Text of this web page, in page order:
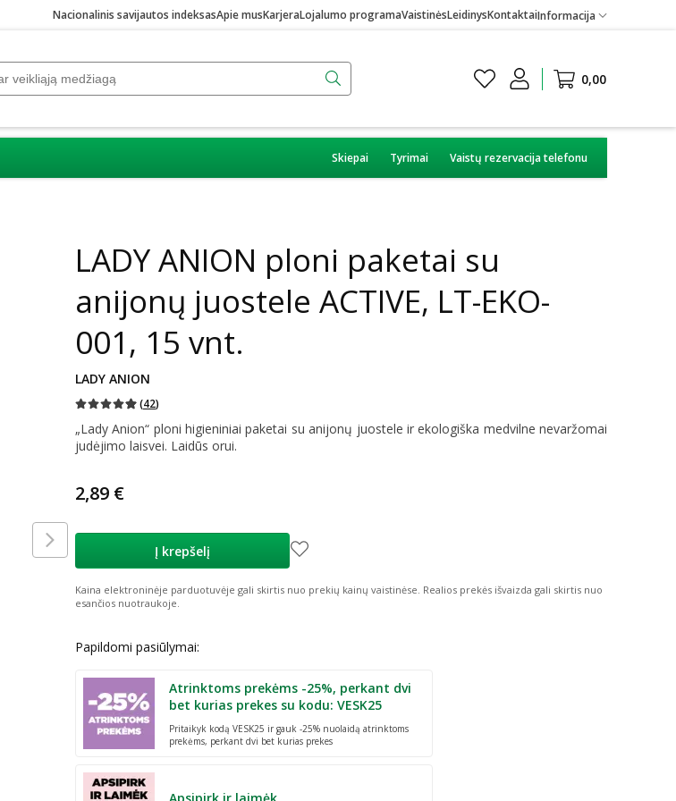
Nacionalinis savijautos indeksasApie musKarjeraLojalumo programaVaistinėsLeidinysKontaktaiInformacija
0,00
Skiepai Tyrimai Vaistų rezervacija telefonu
LADY ANION ploni paketai su
anijonų juostele ACTIVE, LT-EKO-
001, 15 vnt.
LADY ANION
(42)
„Lady Anion“ ploni higieniniai paketai su anijonų juostele ir ekologiška medvilne nevaržomai
judėjimo laisvei. Laidūs orui.
2,89 €
Į krepšelį
Kaina elektroninėje parduotuvėje gali skirtis nuo prekių kainų vaistinėse. Realios prekės išvaizda gali skirtis nuo
esančios nuotraukoje.
Papildomi pasiūlymai:
Atrinktoms prekėms -25%, perkant dvi
bet kurias prekes su kodu: VESK25
Pritaikyk kodą VESK25 ir gauk -25% nuolaidą atrinktoms
prekėms, perkant dvi bet kurias prekes
Apsipirk ir laimėk